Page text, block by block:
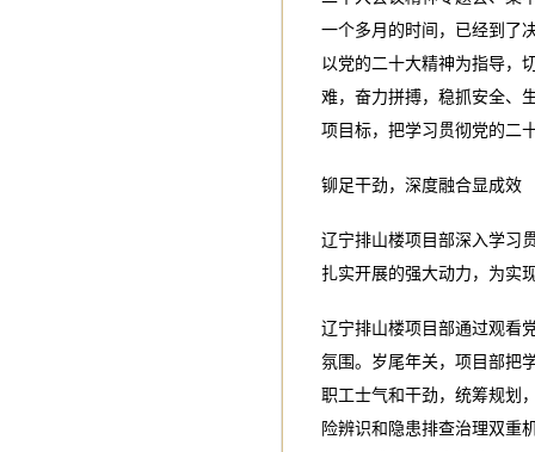
一个多月的时间，已经到了
以党的二十大精神为指导，
难，奋力拼搏，稳抓安全、
项目标，把学习贯彻党的二
铆足干劲，深度融合显成效
辽宁排山楼项目部深入学习
扎实开展的强大动力，为实
辽宁排山楼项目部通过观看
氛围。岁尾年关，项目部把
职工士气和干劲，统筹规划
险辨识和隐患排查治理双重